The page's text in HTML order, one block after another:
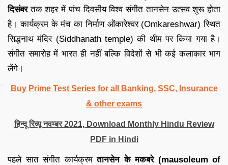
दिसंबरतक शहर में पांच दिवसीय विश्व संगीत तानसेन उत्सव शुरू होता
है। कार्यक्रम के मंच का निर्माण ओंकारेश्वर (Omkareshwar) स्थित
सिद्धनाथ मंदिर (Siddhanath temple) की थीम पर किया गया है।
संगीत समारोह में भारत ही नहीं बल्कि विदेशों से भी कई कलाकार भाग
लेंगे।
Buy Prime Test Series for all Banking, SSC, Insurance
& other exams
हिन्दू रिव्यू नवम्बर 2021, Download Monthly Hindu Review
PDF in Hindi
पहले सात संगीत कार्यक्रमतानसेन के मकबरे (mausoleum of